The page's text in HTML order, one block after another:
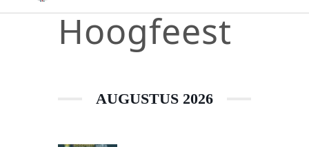
Hoogfeest
AUGUSTUS 2026